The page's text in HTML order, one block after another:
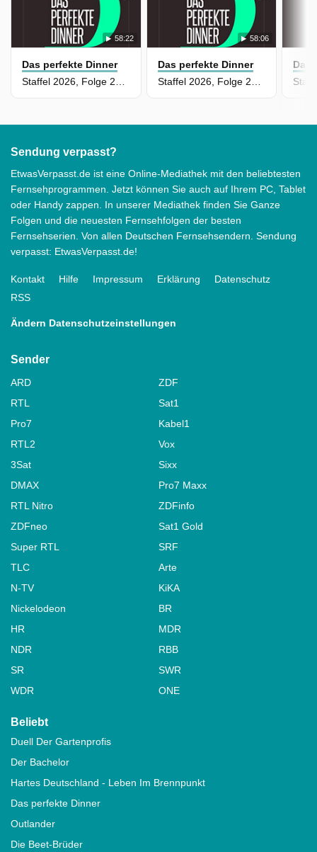
58:22
Das perfekte Dinner
58:06
Das perfekte Dinner
Das
Sendung verpasst?
EtwasVerpasst.de ist eine Online-Mediathek mit den beliebtesten
Fernsehprogrammen. Jetzt können Sie auch auf Ihrem PC, Tablet
oder Handy zappen. In unserer Mediathek finden Sie Ganze
Folgen und die neuesten Fernsehfolgen der besten
Fernsehserien. Von allen Deutschen Fernsehsendern. Sendung
verpasst: EtwasVerpasst.de!
Kontakt Hilfe Impressum Erklärung
Datenschutz
RSS
Ändern Datenschutzeinstellungen
Sender
ARD
ZDF
RTL
Sat1
Pro7
Kabel1
RTL2
Vox
3Sat
Sixx
DMAX
Pro7 Maxx
RTL Nitro
ZDFinfo
ZDFneo
Sat1 Gold
Super RTL
SRF
TLC
Arte
N-TV
KiKA
Nickelodeon
BR
HR
MDR
NDR
RBB
SR
SWR
WDR
ONE
Beliebt
Duell Der Gartenprofis
Der Bachelor
Hartes Deutschland - Leben Im Brennpunkt
Das perfekte Dinner
Outlander
Die Beet-Brüder